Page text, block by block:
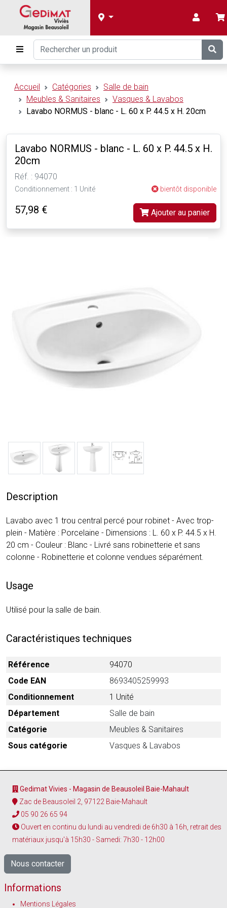
Accueil Catégories
Salle de bain
Meubles & Sanitaires
Vasques & Lavabos
Lavabo NORMUS - blanc - L. 60 x P. 44.5 x H. 20cm
Description
Lavabo avec 1 trou central percé pour robinet - Avec trop-
plein - Matière : Porcelaine - Dimensions : L. 60 x P. 44.5 x H.
20 cm - Couleur : Blanc - Livré sans robinetterie et sans
colonne - Robinetterie et colonne vendues séparément.
Usage
Utilisé pour la salle de bain.
Caractéristiques techniques
Référence
94070
Code EAN
8693405259993
Conditionnement
1 Unité
Département
Salle de bain
Catégorie
Meubles & Sanitaires
Sous catégorie
Vasques & Lavabos
Lavabo NORMUS - blanc - L. 60 x P. 44.5 x H.
20cm
Réf. : 94070
Conditionnement : 1 Unité bientôt disponible
Ajouter au panier
57,98 €
Gedimat Vivies - Magasin de Beausoleil Baie-Mahault
Zac de Beausoleil 2, 97122 Baie-Mahault
05 90 26 65 94
Ouvert en continu du lundi au vendredi de 6h30 à 16h, retrait des
matériaux jusqu'à 15h30 - Samedi: 7h30 - 12h00
Nous contacter
Informations
Mentions Légales